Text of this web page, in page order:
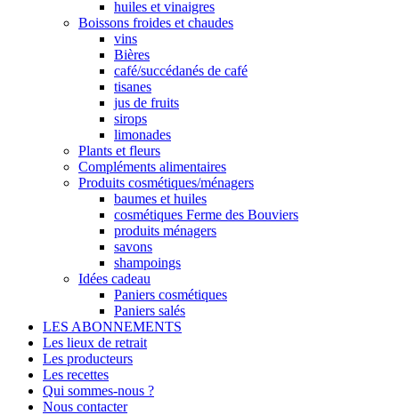
huiles et vinaigres
Boissons froides et chaudes
vins
Bières
café/succédanés de café
tisanes
jus de fruits
sirops
limonades
Plants et fleurs
Compléments alimentaires
Produits cosmétiques/ménagers
baumes et huiles
cosmétiques Ferme des Bouviers
produits ménagers
savons
shampoings
Idées cadeau
Paniers cosmétiques
Paniers salés
LES ABONNEMENTS
Les lieux de retrait
Les producteurs
Les recettes
Qui sommes-nous ?
Nous contacter